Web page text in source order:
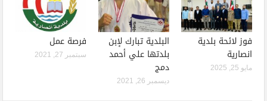
فوز لائحة بلدية
انصارية
مايو 25, 2025
البلدية تبارك لإبن
بلدتها علي أحمد
دمج
ديسمبر 26, 2021
فرصة عمل
سبتمبر 27, 2021